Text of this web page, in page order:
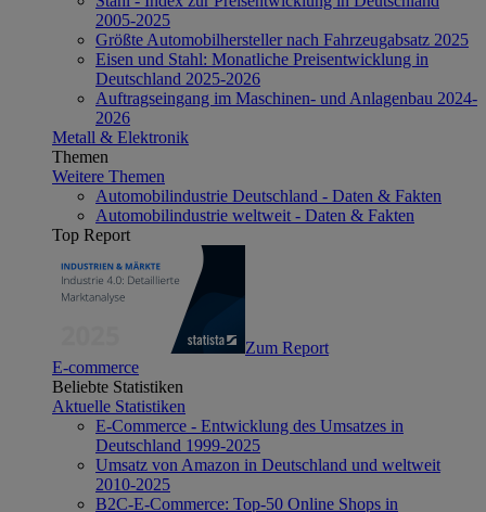
2005-2025
Größte Automobilhersteller nach Fahrzeugabsatz 2025
Eisen und Stahl: Monatliche Preisentwicklung in
Deutschland 2025-2026
Auftragseingang im Maschinen- und Anlagenbau 2024-
2026
Metall & Elektronik
Themen
Weitere Themen
Automobilindustrie Deutschland - Daten & Fakten
Automobilindustrie weltweit - Daten & Fakten
Top Report
Zum Report
E-commerce
Beliebte Statistiken
Aktuelle Statistiken
E-Commerce - Entwicklung des Umsatzes in
Deutschland 1999-2025
Umsatz von Amazon in Deutschland und weltweit
2010-2025
B2C-E-Commerce: Top-50 Online Shops in